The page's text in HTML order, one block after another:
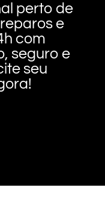
perto de
e
com
seguro e
seu